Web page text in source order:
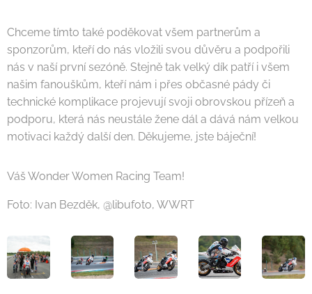
Chceme tímto také poděkovat všem partnerům a
sponzorům, kteří do nás vložili svou důvěru a podpořili
nás v naší první sezóně. Stejně tak velký dík patří i všem
našim fanouškům, kteří nám i přes občasné pády či
technické komplikace projevují svoji obrovskou přízeň a
podporu, která nás neustále žene dál a dává nám velkou
motivaci každý další den. Děkujeme, jste báječní!
Váš Wonder Women Racing Team!
Foto: Ivan Bezděk, @libufoto, WWRT